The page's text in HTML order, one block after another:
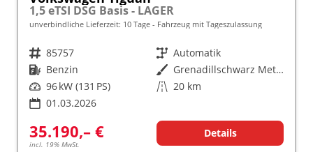
1,5 eTSI DSG Basis - LAGER
unverbindliche Lieferzeit: 10 Tage Fahrzeug mit Tageszulassung
Fahrzeugnr. 85757 Getriebe Automatik
Kraftstoff Benzin Außenfarbe
Grenadillschwarz Metallic (0E)
Leistung 96 kW (131 PS) Kilometerstand 20 km
01.03.2026
35.190,– €
incl. 19% MwSt.
Details